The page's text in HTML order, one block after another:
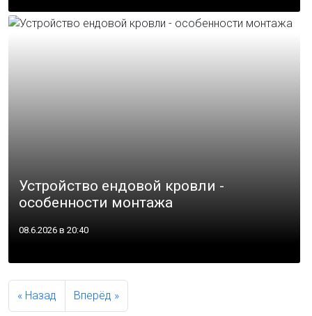
Устройство ендовой кровли -
особенности монтажа
08.6.2026 в 20:40
« Назад Вперёд »